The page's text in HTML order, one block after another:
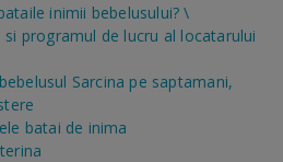
inimii bebelusului? \
programul de lucru al locatarului
Sarcina pe saptamani,
batai de inima